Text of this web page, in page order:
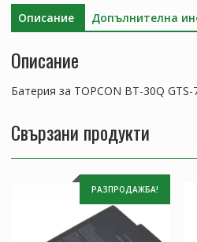
700
GTS-
GTS-
Описание Допълнителна
Описание
Батерия за TOPCON BT-30Q GTS-
Свързани продукти
РАЗПРОДАЖБА!